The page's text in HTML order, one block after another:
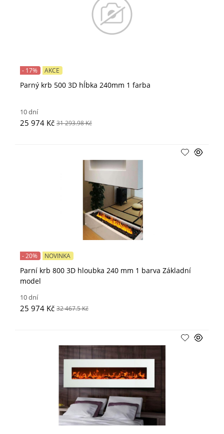
Parný krb 500 3D hĺbka 240mm 1 farba
- 17% AKCE
10 dní
25 974 Kč 31 293.98 Kč
Parní krb 800 3D hloubka 240 mm 1 barva Základní
model
- 20% NOVINKA
10 dní
25 974 Kč 32 467.5 Kč